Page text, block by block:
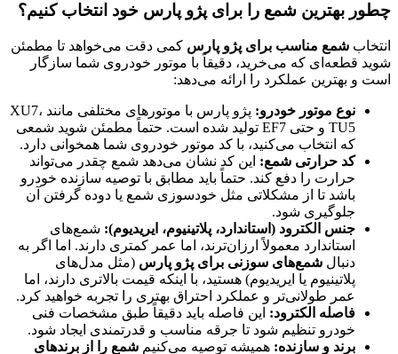
چطور بهترین شمع را برای پژو پارس خود انتخاب کنیم؟
انتخاب شمع مناسب برای پژو پارس کمی دقت می‌خواهد تا مطمئن
شوید قطعه‌ای که می‌خرید، دقیقاً با موتور خودروی شما سازگار
است و بهترین عملکرد را ارائه می‌دهد:
نوع موتور خودرو:
پژو پارس با موتورهای مختلفی مانند XU7،
TU5 و حتی EF7 تولید شده است. حتماً مطمئن شوید شمعی
که انتخاب می‌کنید، با کد موتور خودروی شما همخوانی دارد.
کد حرارتی شمع: این کد نشان می‌دهد شمع چقدر می‌تواند
حرارت را دفع کند. حتماً باید مطابق با توصیه سازنده خودرو
باشد تا از مشکلاتی مثل خودسوزی شمع یا دوده گرفتن آن
جلوگیری شود.
جنس الکترود (استاندارد، پلاتینیوم، ایریدیوم): شمع‌های
استاندارد معمولاً ارزان‌ترند، اما عمر کمتری دارند. اما اگر به
دنبال شمع‌های سوزنی برای پژو پارس (مثل مدل‌های
پلاتینیوم یا ایریدیوم) هستید، با اینکه قیمت بالاتری دارند، اما
عمر طولانی‌تر و عملکرد احتراق بهتری را تجربه خواهید کرد.
فاصله الکترود: این فاصله باید دقیقاً طبق مشخصات فنی
خودرو تنظیم شود تا جرقه مناسب و قدرتمندی ایجاد شود.
برند و سازنده: همیشه توصیه می‌کنیم شمع را از برندهای